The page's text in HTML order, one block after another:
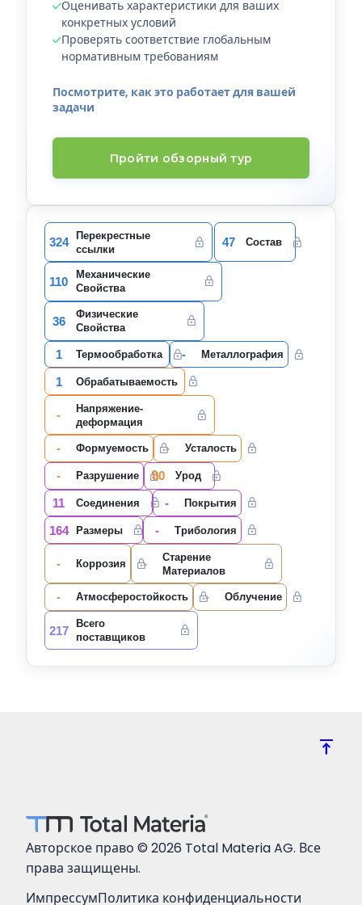
Оценивать характеристики для ваших
конкретных условий
Проверять соответствие глобальным
нормативным требованиям
Посмотрите, как это работает для вашей
задачи
Пройти обзорный тур
324
Перекрестные
ссылки
47 Состав
110
Механические
Свойства
36
Физические
Свойства
1 Термообработка - Металлография
1 Oбрабатываемость
-
Напряжение-
деформация
- Формуемость - Усталость
- Разрушение 80 Урод
11 Соединения - Покрытия
164 Размеры - Трибология
- Коррозия -
Старение
Материалов
- Атмосферостойкость - Облучение
217
Всего
поставщиков
vertical_align_top
Авторское право © 2026 Total Materia AG. Все
права защищены.
ИмпрессумПолитика конфиденциальности